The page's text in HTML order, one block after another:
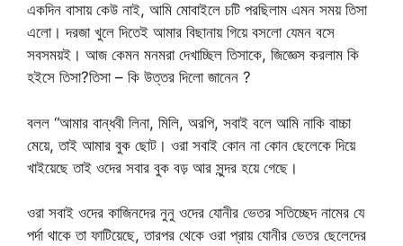
একদিন বাসায় কেউ নাই, আমি মোবাইলে চটি পরছিলাম এমন সময় তিসা
এলো। দরজা খুলে দিতেই আমার বিছানায় গিয়ে বসলো যেমন বসে
সবসময়ই। আজ কেমন মনমরা দেখাচ্ছিল তিসাকে, জিজ্ঞেস করলাম কি
হইসে তিসা?তিসা – কি উত্তর দিলো জানেন ?
বলল “আমার বান্ধবী লিনা, মিলি, অরপি, সবাই বলে আমি নাকি বাচ্চা
মেয়ে, তাই আমার বুক ছোট। ওরা সবাই কোন না কোন ছেলেকে দিয়ে
খাইয়েছে তাই ওদের সবার বুক বড় আর সুন্দর হয়ে গেছে।
ওরা সবাই ওদের কাজিনদের নুনু ওদের যোনীর ভেতর সতিচ্ছেদ নামের যে
পর্দা থাকে তা ফাটিয়েছে, তারপর থেকে ওরা প্রায় যোনীর ভেতর ছেলেদের